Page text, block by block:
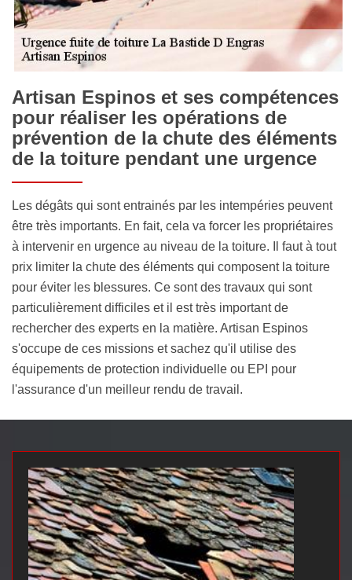
Artisan Espinos et ses compétences
pour réaliser les opérations de
prévention de la chute des éléments
de la toiture pendant une urgence
Les dégâts qui sont entrainés par les intempéries peuvent
être très importants. En fait, cela va forcer les propriétaires
à intervenir en urgence au niveau de la toiture. Il faut à tout
prix limiter la chute des éléments qui composent la toiture
pour éviter les blessures. Ce sont des travaux qui sont
particulièrement difficiles et il est très important de
rechercher des experts en la matière. Artisan Espinos
s'occupe de ces missions et sachez qu'il utilise des
équipements de protection individuelle ou EPI pour
l'assurance d'un meilleur rendu de travail.